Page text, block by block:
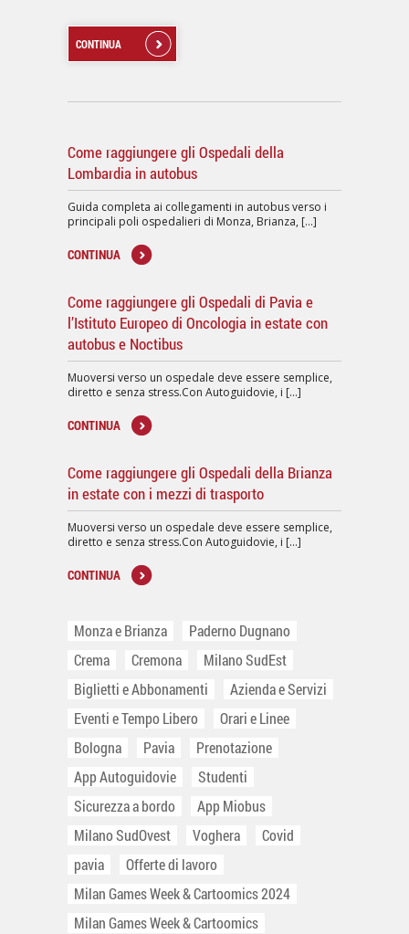
CONTINUA
Come raggiungere gli Ospedali della
Lombardia in autobus
Guida completa ai collegamenti in autobus verso i
principali poli ospedalieri di Monza, Brianza, [...]
CONTINUA
Come raggiungere gli Ospedali di Pavia e
l’Istituto Europeo di Oncologia in estate con
autobus e Noctibus
Muoversi verso un ospedale deve essere semplice,
diretto e senza stress.Con Autoguidovie, i [...]
CONTINUA
Come raggiungere gli Ospedali della Brianza
in estate con i mezzi di trasporto
Muoversi verso un ospedale deve essere semplice,
diretto e senza stress.Con Autoguidovie, i [...]
CONTINUA
Monza e Brianza
Paderno Dugnano
Crema
Cremona
Milano SudEst
Biglietti e Abbonamenti
Azienda e Servizi
Eventi e Tempo Libero
Orari e Linee
Bologna
Pavia
Prenotazione
App Autoguidovie
Studenti
Sicurezza a bordo
App Miobus
Milano SudOvest
Voghera
Covid
pavia
Offerte di lavoro
Milan Games Week & Cartoomics 2024
Milan Games Week & Cartoomics